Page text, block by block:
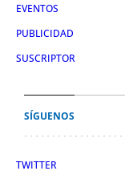
EVENTOS
PUBLICIDAD
SUSCRIPTOR
SÍGUENOS
TWITTER